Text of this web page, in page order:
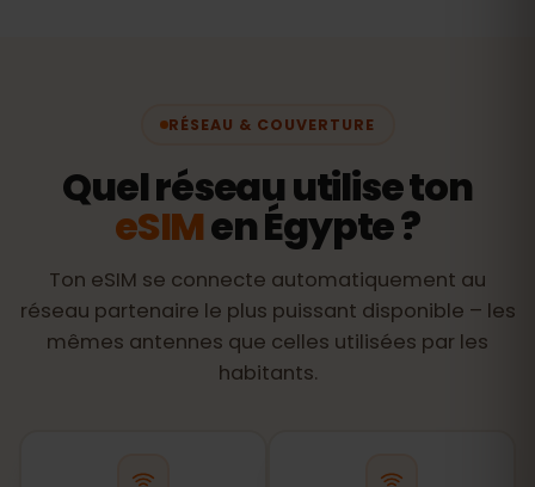
RÉSEAU & COUVERTURE
Quel réseau utilise ton
eSIMen Égypte ?
Ton eSIM se connecte automatiquement au
réseau partenaire le plus puissant disponible – les
mêmes antennes que celles utilisées par les
habitants.